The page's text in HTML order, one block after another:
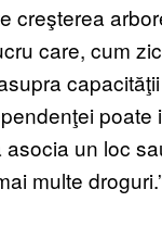
creşterea
care, cum
poate
un loc
multe